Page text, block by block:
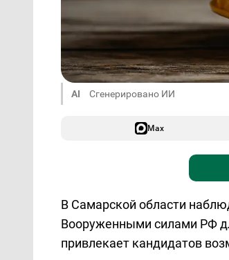
AI Сгенерировано ИИ
Max
В Самарской области
Вооруженными силами РФ
привлекает кандидатов